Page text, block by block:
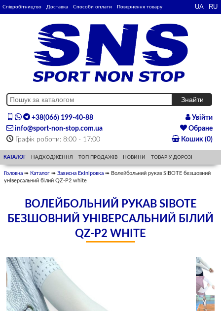
Співробітництво Доставка Способи оплати Повернення товару
+38(066) 199-40-88
info@sport-non-stop.com.ua
Графік роботи: 8:00 - 17:00
Увійти
Обране
Кошик (0)
КАТАЛОГ НАДХОДЖЕННЯ ТОП ПРОДАЖІВ НОВИНИ ТОВАР У ДОРОЗІ
Головна ➠ Каталог ➠ Захисна Екіпіровка ➠ Волейбольний рукав SIBOTE безшовний
універсальний білий QZ-P2 white
ВОЛЕЙБОЛЬНИЙ РУКАВ SIBOTE
БЕЗШОВНИЙ УНІВЕРСАЛЬНИЙ БІЛИЙ
QZ-P2 WHITE